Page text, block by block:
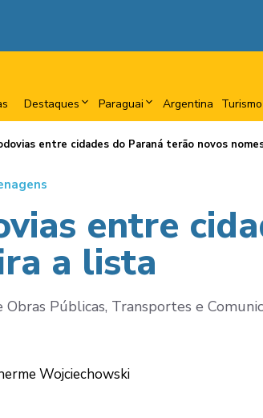
Destaques Paraguai Argentina Turismo
entre cidades do Paraná terão novos
entre
a lista
Obras Públicas, Transportes e
Wojciechowski